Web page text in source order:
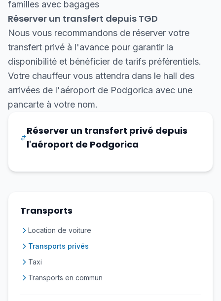
familles avec bagages
Réserver un transfert depuis TGD
Nous vous recommandons de réserver votre
transfert privé à l'avance pour garantir la
disponibilité et bénéficier de tarifs préférentiels.
Votre chauffeur vous attendra dans le hall des
arrivées de l'aéroport de Podgorica avec une
pancarte à votre nom.
Réserver un transfert privé depuis
l'aéroport de Podgorica
Transports
Location de voiture
Transports privés
Taxi
Transports en commun